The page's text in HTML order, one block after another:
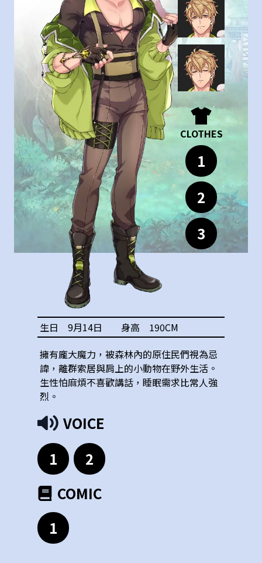
CLOTHES
1
2
3
生日 9月14日 身高 190CM
擁有龐大魔力，被森林內的原住民們視為忌
諱，離群索居與肩上的小動物在野外生活。
生性怕麻煩不喜歡講話，睡眠需求比常人強
烈。
VOICE
1
2
COMIC
1